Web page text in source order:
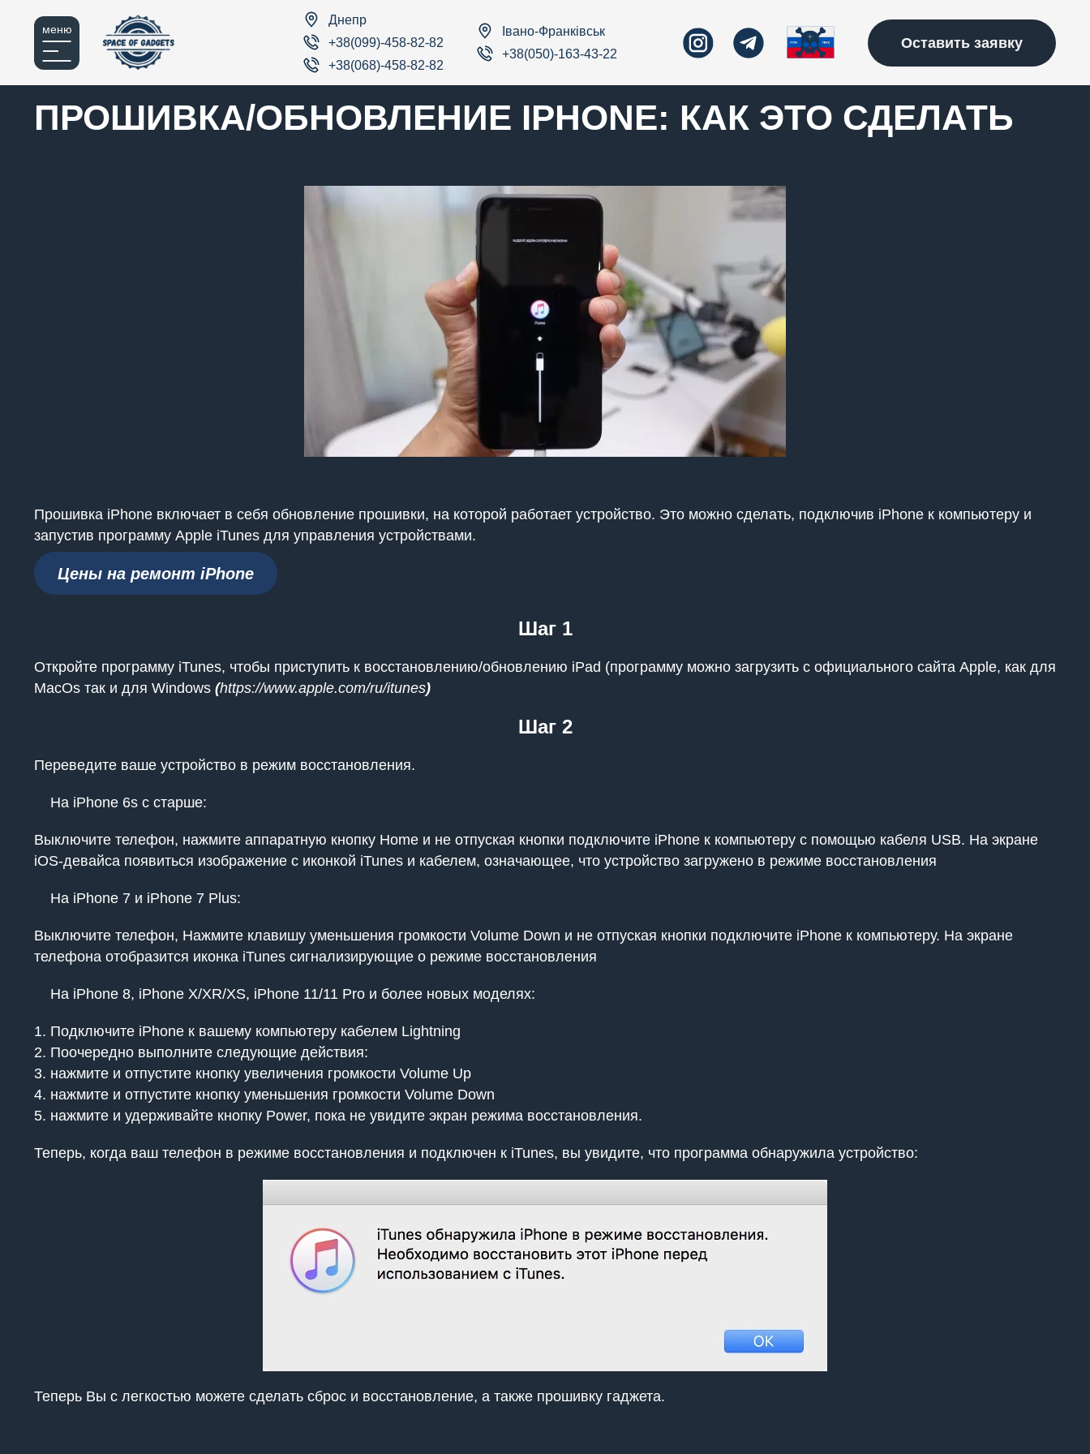
меню
Днепр
+38(099)-458-82-82
+38(068)-458-82-82
Івано-Франківськ
+38(050)-163-43-22
Оставить заявку
ПРОШИВКА/ОБНОВЛЕНИЕ IPHONE: КАК ЭТО СДЕЛАТЬ
Прошивка iPhone включает в себя обновление прошивки, на которой работает устройство. Это можно сделать, подключив iPhone к компьютеру и
запустив программу Apple iTunes для управления устройствами.
Цены на ремонт iPhone
Шаг 1
Откройте программу iTunes, чтобы приступить к восстановлению/обновлению iPad (программу можно загрузить с официального сайта Apple, как для
MacOs так и для Windows (https://www.apple.com/ru/itunes)
Шаг 2
Переведите ваше устройство в режим восстановления.
На iPhone 6s с старше:
Выключите телефон, нажмите аппаратную кнопку Home и не отпуская кнопки подключите iPhone к компьютеру с помощью кабеля USB. На экране
iOS-девайса появиться изображение с иконкой iTunes и кабелем, означающее, что устройство загружено в режиме восстановления
На iPhone 7 и iPhone 7 Plus:
Выключите телефон, Нажмите клавишу уменьшения громкости Volume Down и не отпуская кнопки подключите iPhone к компьютеру. На экране
телефона отобразится иконка iTunes сигнализирующие о режиме восстановления
На iPhone 8, iPhone X/XR/XS, iPhone 11/11 Pro и более новых моделях:
Подключите iPhone к вашему компьютеру кабелем Lightning
Поочередно выполните следующие действия:
нажмите и отпустите кнопку увеличения громкости Volume Up
нажмите и отпустите кнопку уменьшения громкости Volume Down
нажмите и удерживайте кнопку Power, пока не увидите экран режима восстановления.
Теперь, когда ваш телефон в режиме восстановления и подключен к iTunes, вы увидите, что программа обнаружила устройство:
Теперь Вы с легкостью можете сделать сброс и восстановление, а также прошивку гаджета.